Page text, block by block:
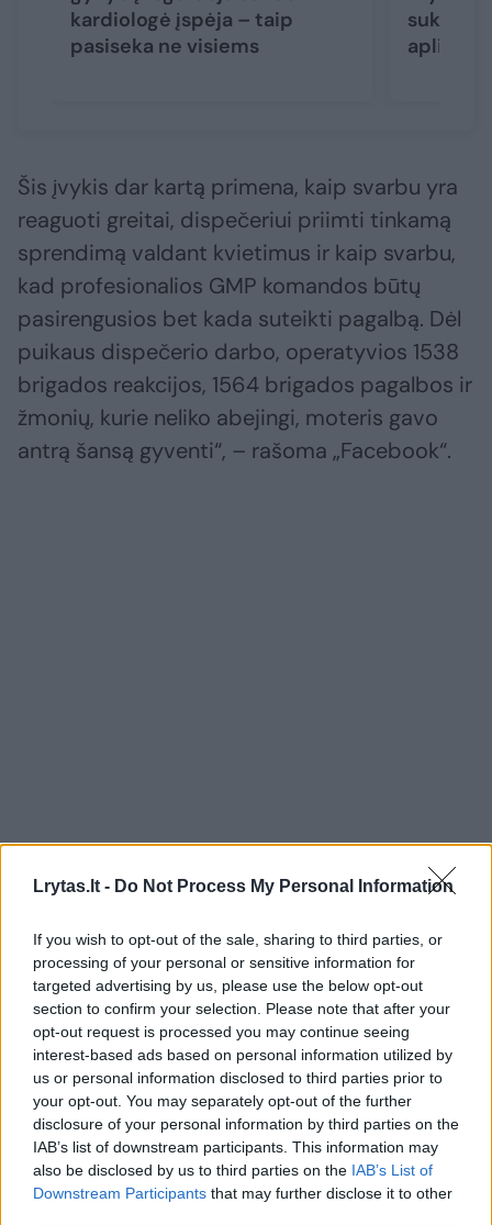
Lrytas.lt - Do Not Process My Personal Information
If you wish to opt-out of the sale, sharing to third parties, or
processing of your personal or sensitive information for
targeted advertising by us, please use the below opt-out
section to confirm your selection. Please note that after your
opt-out request is processed you may continue seeing
interest-based ads based on personal information utilized by
us or personal information disclosed to third parties prior to
your opt-out. You may separately opt-out of the further
disclosure of your personal information by third parties on the
IAB’s list of downstream participants. This information may
also be disclosed by us to third parties on the IAB’s List of
Downstream Participants that may further disclose it to other
kardiologė įspėja – taip
pasiseka ne visiems
Šis įvykis dar kartą primena, kaip svarbu yra
reaguoti greitai, dispečeriui priimti tinkamą
sprendimą valdant kvietimus ir kaip svarbu,
kad profesionalios GMP komandos būtų
pasirengusios bet kada suteikti pagalbą. Dėl
puikaus dispečerio darbo, operatyvios 1538
brigados reakcijos, 1564 brigados pagalbos ir
žmonių, kurie neliko abejingi, moteris gavo
antrą šansą gyventi“, – rašoma „Facebook“.